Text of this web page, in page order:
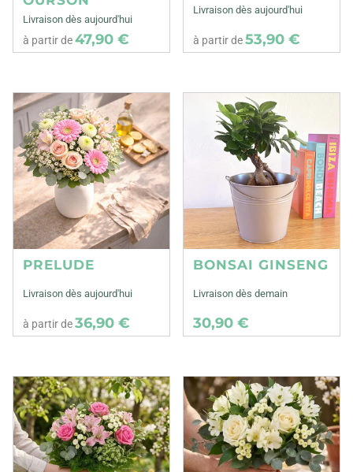
Livraison dès aujourd'hui
à partir de47,90 €
Livraison dès aujourd'hui
à partir de53,90 €
PRELUDE
Livraison dès aujourd'hui
à partir de36,90 €
BONSAI GINSENG
Livraison dès demain
30,90 €